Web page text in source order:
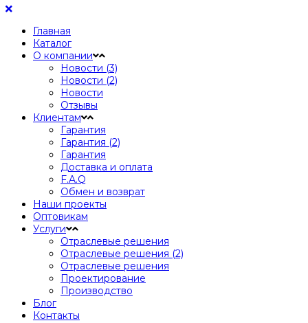
Главная
Каталог
О компании
Новости (3)
Новости (2)
Новости
Отзывы
Клиентам
Гарантия
Гарантия (2)
Гарантия
Доставка и оплата
F.A.Q
Обмен и возврат
Наши проекты
Оптовикам
Услуги
Отраслевые решения
Отраслевые решения (2)
Отраслевые решения
Проектирование
Производство
Блог
Контакты